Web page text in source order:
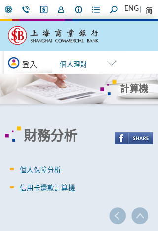
ENG 简
登入 個人理財
計算機
財務分析
個人保障分析
信用卡還款計算機